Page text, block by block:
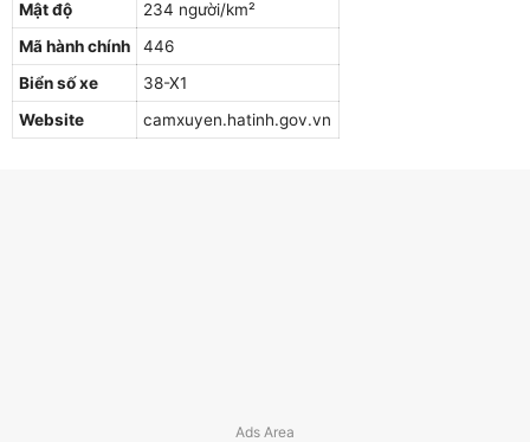
Mật độ
234 người/km²
Mã hành chính
446
Biển số xe
38-X1
Website
camxuyen.hatinh.gov.vn